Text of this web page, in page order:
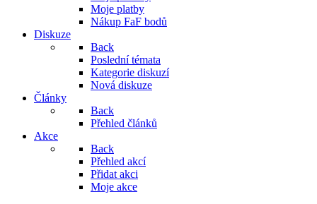
Moje platby
Nákup FaF bodů
Diskuze
Back
Poslední témata
Kategorie diskuzí
Nová diskuze
Články
Back
Přehled článků
Akce
Back
Přehled akcí
Přidat akci
Moje akce